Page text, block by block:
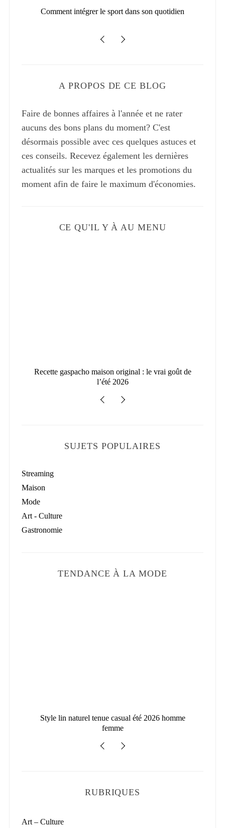
Comment intégrer le sport dans son quotidien
A PROPOS DE CE BLOG
Faire de bonnes affaires à l'année et ne rater
aucuns des bons plans du moment? C'est
désormais possible avec ces quelques astuces et
ces conseils. Recevez également les dernières
actualités sur les marques et les promotions du
moment afin de faire le maximum d'économies.
CE QU'IL Y À AU MENU
Recette gaspacho maison original : le vrai goût de
l’été 2026
SUJETS POPULAIRES
Streaming
Maison
Mode
Art - Culture
Gastronomie
TENDANCE À LA MODE
Style lin naturel tenue casual été 2026 homme
femme
RUBRIQUES
Art – Culture